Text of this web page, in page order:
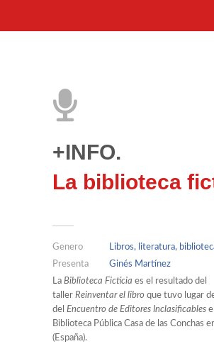
+INFO.
La biblioteca
Genero
Libros, literatura,
Presenta
Ginés Martínez
La Biblioteca Ficticia es el resultado del
taller Reinventar el libro que tuvo lugar
del Encuentro de Editores Inclasificables
Biblioteca Pública Casa de las Conchas
(España).